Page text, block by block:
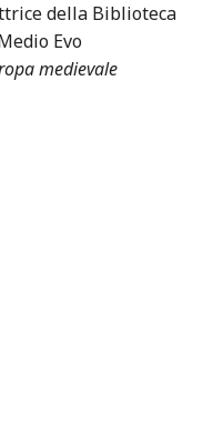
della Biblioteca
Evo
medievale